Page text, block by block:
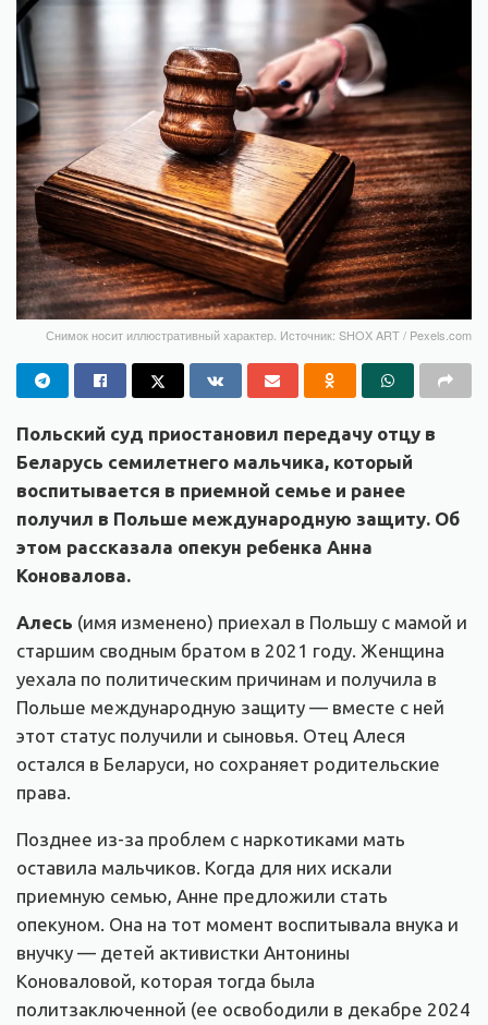
Снимок носит иллюстративный характер. Источник: SHOX ART / Pexels.com
Польский суд приостановил передачу отцу в
Беларусь семилетнего мальчика, который
воспитывается в приемной семье и ранее
получил в Польше международную защиту. Об
этом рассказала опекун ребенка Анна
Коновалова.
Алесь (имя изменено) приехал в Польшу с мамой и
старшим сводным братом в 2021 году. Женщина
уехала по политическим причинам и получила в
Польше международную защиту — вместе с ней
этот статус получили и сыновья. Отец Алеся
остался в Беларуси, но сохраняет родительские
права.
Позднее из-за проблем с наркотиками мать
оставила мальчиков. Когда для них искали
приемную семью, Анне предложили стать
опекуном. Она на тот момент воспитывала внука и
внучку — детей активистки Антонины
Коноваловой, которая тогда была
политзаключенной (ее освободили в декабре 2024